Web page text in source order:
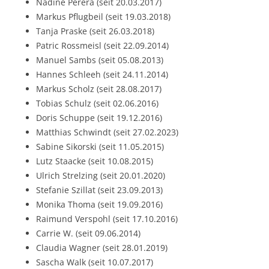
Markus Pflugbeil (seit 19.03.2018)
Tanja Praske (seit 26.03.2018)
Patric Rossmeisl (seit 22.09.2014)
Manuel Sambs (seit 05.08.2013)
Hannes Schleeh (seit 24.11.2014)
Markus Scholz (seit 28.08.2017)
Tobias Schulz (seit 02.06.2016)
Doris Schuppe (seit 19.12.2016)
Matthias Schwindt (seit 27.02.2023)
Sabine Sikorski (seit 11.05.2015)
Lutz Staacke (seit 10.08.2015)
Ulrich Strelzing (seit 20.01.2020)
Stefanie Szillat (seit 23.09.2013)
Monika Thoma (seit 19.09.2016)
Raimund Verspohl (seit 17.10.2016)
Carrie W. (seit 09.06.2014)
Claudia Wagner (seit 28.01.2019)
Sascha Walk (seit 10.07.2017)